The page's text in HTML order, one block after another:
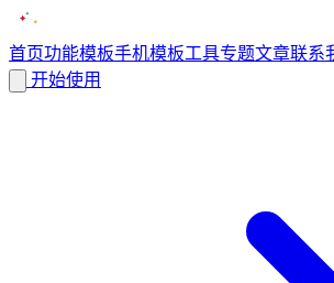
首页功能模板手机模板工具专题文章联系
开始使用